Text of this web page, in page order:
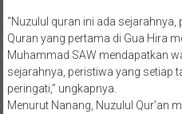
“Nuzulul quran ini ada
Quran yang pertama di Gua Hira
Muhammad SAW mendapatkan
sejarahnya, peristiwa yang setiap
peringati,” ungkapnya.
Menurut Nanang, Nuzulul Qur’an